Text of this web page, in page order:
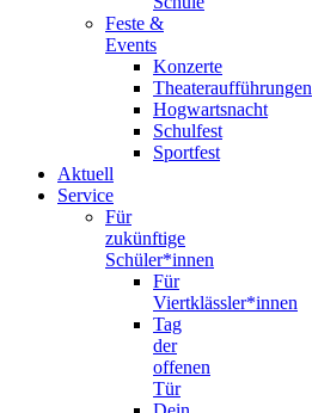
Feste &
Events
Konzerte
Theateraufführungen
Hogwartsnacht
Schulfest
Sportfest
Aktuell
Service
Für
zukünftige
Schüler*innen
Für
Viertklässler*innen
Tag
der
offenen
Tür